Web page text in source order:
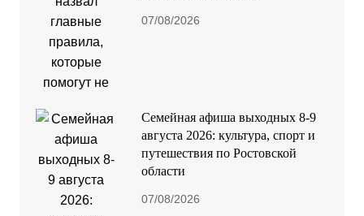
07/08/2026
Семейная афиша выходных 8-9
августа 2026: культура, спорт и
путешествия по Ростовской
области
07/08/2026